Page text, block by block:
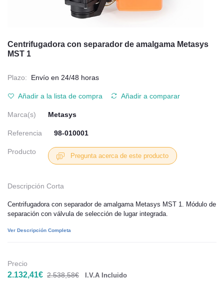
Centrifugadora con separador de amalgama Metasys
MST 1
Plazo: Envío en 24/48 horas
Añadir a la lista de compra Añadir a comparar
Marca(s) Metasys
Referencia 98-010001
Producto
Pregunta acerca de este producto
Descripción Corta
Centrifugadora con separador de amalgama Metasys MST 1. Módulo de
separación con válvula de selección de lugar integrada.
Ver Descripción Completa
Precio
2.132,41€ 2.538,58€ I.V.A Incluido